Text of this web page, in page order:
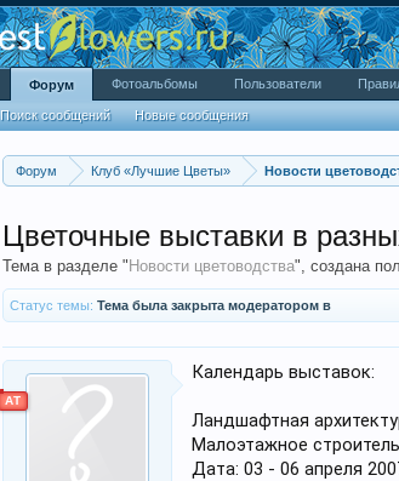
Форум Клуб «Лучшие Цветы» Новости
Цветочные выставки в
Тема в разделе " Новости цветоводства", создана
Статус темы: Тема была закрыта модератором в
АТ
Календарь выставок:
Ландшафтная
Малоэтажное
Дата: 03 - 06 апреля
Форум
Поиск сообщений Новые сообщения
Фотоальбомы Пользователи